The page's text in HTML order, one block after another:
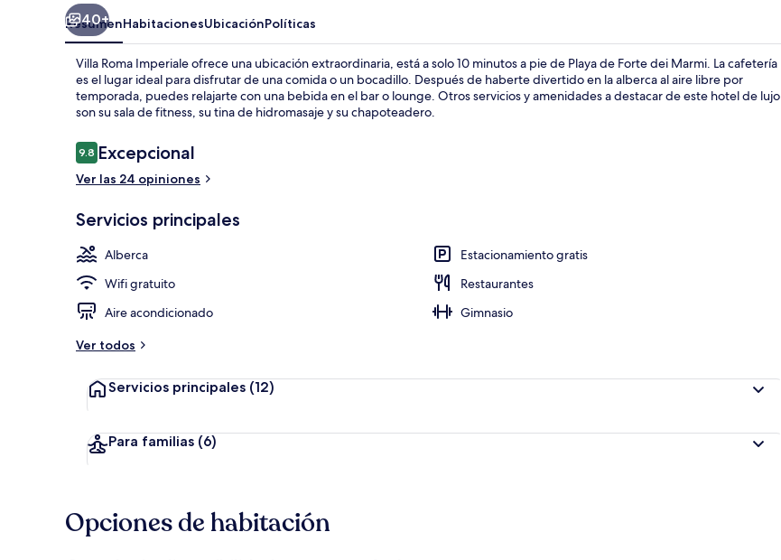
40+
ResumenHabitacionesUbicaciónPolíticas
Villa Roma Imperiale ofrece una ubicación extraordinaria, está a solo 10 minutos a pie de Playa de Forte dei Marmi. La cafetería
es el lugar ideal para disfrutar de una comida o un bocadillo. Después de haberte divertido en la alberca al aire libre por
temporada, puedes relajarte con una bebida en el bar o lounge. Otros servicios y amenidades a destacar de este hotel de lujo
son su sala de fitness, su tina de hidromasaje y su chapoteadero.
Opiniones
9.89.8 de 10,
Excepcional
Ver las 24 opiniones
Servicios principales
Alberca
Estacionamiento gratis
Wifi gratuito
Restaurantes
Aire acondicionado
Gimnasio
Ver todos
Servicios principales (12)
Para familias (6)
Opciones de habitación